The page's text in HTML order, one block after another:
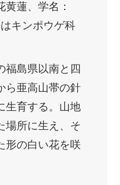
黄蓮、学名：
はキンポウゲ科
福島県以南と四
ら亜高山帯の針
生育する。山地
場所に生え、そ
形の白い花を咲